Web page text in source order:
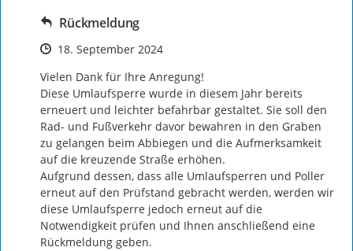
Rückmeldung
Zeitpunkt des Erstellens
18. September 2024
Vielen Dank für Ihre Anregung!
Diese Umlaufsperre wurde in diesem Jahr bereits
erneuert und leichter befahrbar gestaltet. Sie soll den
Rad- und Fußverkehr davor bewahren in den Graben
zu gelangen beim Abbiegen und die Aufmerksamkeit
auf die kreuzende Straße erhöhen.
Aufgrund dessen, dass alle Umlaufsperren und Poller
erneut auf den Prüfstand gebracht werden, werden wir
diese Umlaufsperre jedoch erneut auf die
Notwendigkeit prüfen und Ihnen anschließend eine
Rückmeldung geben.